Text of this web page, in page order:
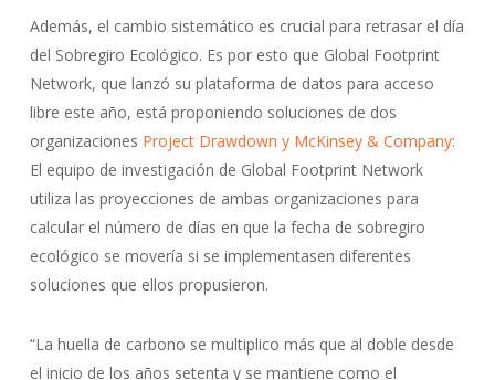
Además, el cambio sistemático es crucial para retrasar el día
del Sobregiro Ecológico. Es por esto que Global Footprint
Network, que lanzó su plataforma de datos para acceso
libre este año, está proponiendo soluciones de dos
organizaciones Project Drawdown y McKinsey & Company:
El equipo de investigación de Global Footprint Network
utiliza las proyecciones de ambas organizaciones para
calcular el número de días en que la fecha de sobregiro
ecológico se movería si se implementasen diferentes
soluciones que ellos propusieron.
“La huella de carbono se multiplico más que al doble desde
el inicio de los años setenta y se mantiene como el